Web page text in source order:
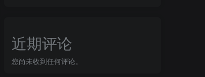
近期评论
您尚未收到任何评论。